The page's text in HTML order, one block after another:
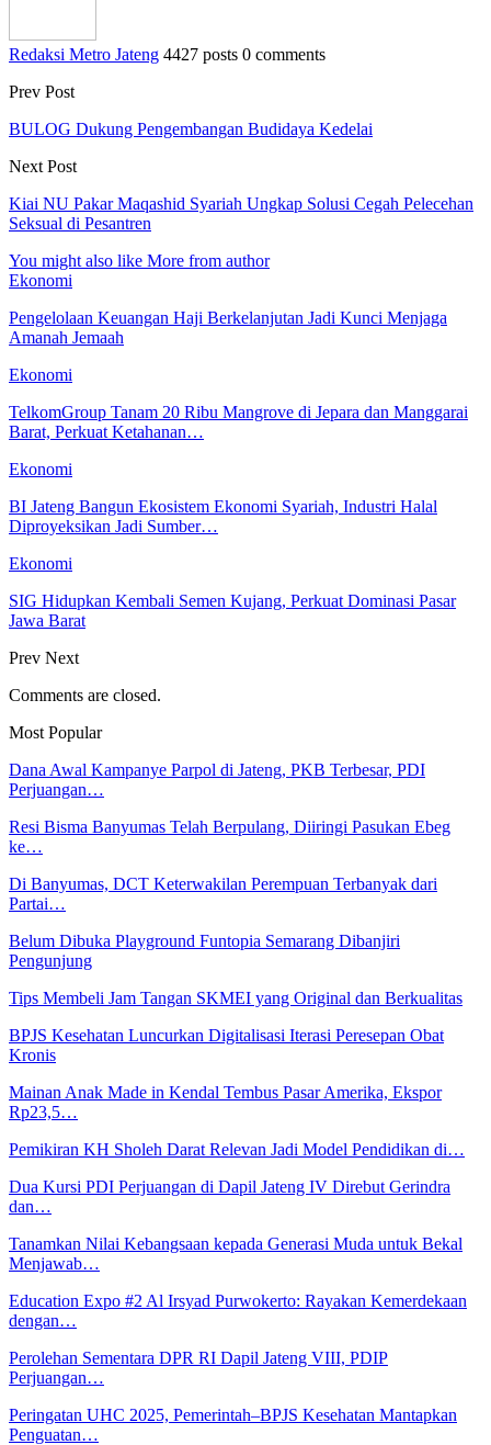
Redaksi Metro Jateng 4427 posts 0 comments
Prev Post
BULOG Dukung Pengembangan Budidaya Kedelai
Next Post
Kiai NU Pakar Maqashid Syariah Ungkap Solusi Cegah Pelecehan
Seksual di Pesantren
You might also like More from author
Ekonomi
Pengelolaan Keuangan Haji Berkelanjutan Jadi Kunci Menjaga
Amanah Jemaah
Ekonomi
TelkomGroup Tanam 20 Ribu Mangrove di Jepara dan Manggarai
Barat, Perkuat Ketahanan…
Ekonomi
BI Jateng Bangun Ekosistem Ekonomi Syariah, Industri Halal
Diproyeksikan Jadi Sumber…
Ekonomi
SIG Hidupkan Kembali Semen Kujang, Perkuat Dominasi Pasar
Jawa Barat
Prev Next
Comments are closed.
Most Popular
Dana Awal Kampanye Parpol di Jateng, PKB Terbesar, PDI
Perjuangan…
Resi Bisma Banyumas Telah Berpulang, Diiringi Pasukan Ebeg
ke…
Di Banyumas, DCT Keterwakilan Perempuan Terbanyak dari
Partai…
Belum Dibuka Playground Funtopia Semarang Dibanjiri
Pengunjung
Tips Membeli Jam Tangan SKMEI yang Original dan Berkualitas
BPJS Kesehatan Luncurkan Digitalisasi Iterasi Peresepan Obat
Kronis
Mainan Anak Made in Kendal Tembus Pasar Amerika, Ekspor
Rp23,5…
Pemikiran KH Sholeh Darat Relevan Jadi Model Pendidikan di…
Dua Kursi PDI Perjuangan di Dapil Jateng IV Direbut Gerindra
dan…
Tanamkan Nilai Kebangsaan kepada Generasi Muda untuk Bekal
Menjawab…
Education Expo #2 Al Irsyad Purwokerto: Rayakan Kemerdekaan
dengan…
Perolehan Sementara DPR RI Dapil Jateng VIII, PDIP
Perjuangan…
Peringatan UHC 2025, Pemerintah–BPJS Kesehatan Mantapkan
Penguatan…